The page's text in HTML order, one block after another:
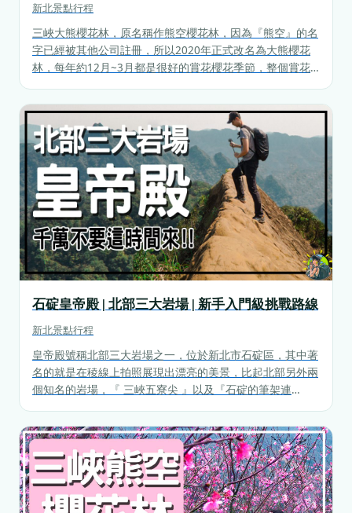
新北景點行程
三峽大熊櫻花林，原名稱作熊空櫻花林，因為『熊空』的名
字已經被其他公司註冊，所以2020年正式改名為大熊櫻花
林，每年約12月~3月都是很好的賞花櫻花季節，整個賞花
名的景點還有三峽老街、鳶山等等。
石碇皇帝殿 | 北部三大岩場 | 新手入門級挑戰路線
新北景點行程
皇帝殿號稱北部三大岩場之一，位於新北市石碇區，其中著
名的就是在稜線上拍照展現出漂亮的美景，比起北部另外兩
個知名的岩場，『 三峽五寮尖 』以及『石碇的筆架連
想要挑戰比較具有挑戰性的登山路線。